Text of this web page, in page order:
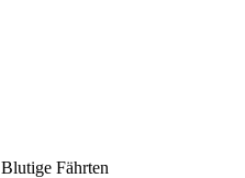
Blutige Fährten